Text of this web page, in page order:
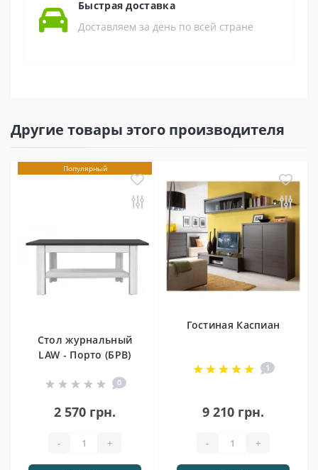
Быстрая доставка
Доставляем за день по всей стране
Другие товары этого производителя
Популярный
Стол журнальный
LAW - Порто (БРВ)
0
2 570 грн.
- +
Гостиная Каспиан
1
9 210 грн.
- +